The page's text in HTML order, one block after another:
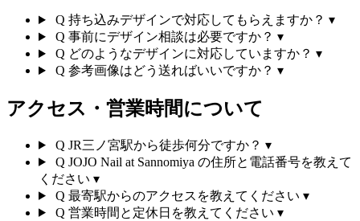
Q 持ち込みデザインで対応してもらえますか？ ▾
Q 事前にデザイン相談は必要ですか？ ▾
Q どのようなデザインに対応していますか？ ▾
Q 参考画像はどう送ればいいですか？ ▾
アクセス・営業時間について
Q JR三ノ宮駅から徒歩何分ですか？ ▾
Q JOJO Nail at Sannomiya の住所と電話番号を教えて
ください ▾
Q 最寄駅からのアクセスを教えてください ▾
Q 営業時間と定休日を教えてください ▾